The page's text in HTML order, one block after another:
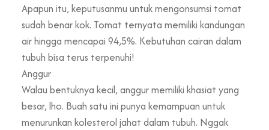
Apapun itu, keputusanmu untuk mengonsumsi tomat
sudah benar kok. Tomat ternyata memiliki kandungan
air hingga mencapai 94,5%. Kebutuhan cairan dalam
tubuh bisa terus terpenuhi!
Anggur
Walau bentuknya kecil, anggur memiliki khasiat yang
besar, lho. Buah satu ini punya kemampuan untuk
menurunkan kolesterol jahat dalam tubuh. Nggak